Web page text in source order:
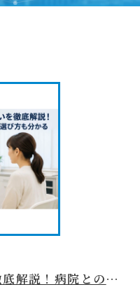
医院とクリニックの違いを徹底解説！病院との違いや受診先の選び方も分かる